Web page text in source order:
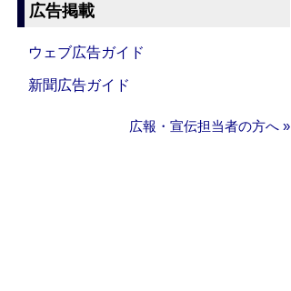
広告掲載
ウェブ広告ガイド
新聞広告ガイド
広報・宣伝担当者の方へ »